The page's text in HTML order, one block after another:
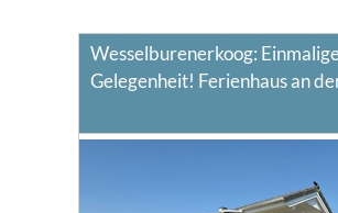
Wesselburenerkoog:
Gelegenheit! Ferienhaus an